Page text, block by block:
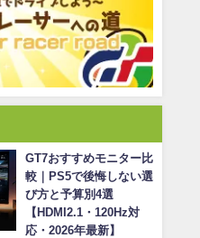
GT7おすすめモニター比
較｜PS5で後悔しない選
び方と予算別4選
【HDMI2.1・120Hz対
応・2026年最新】